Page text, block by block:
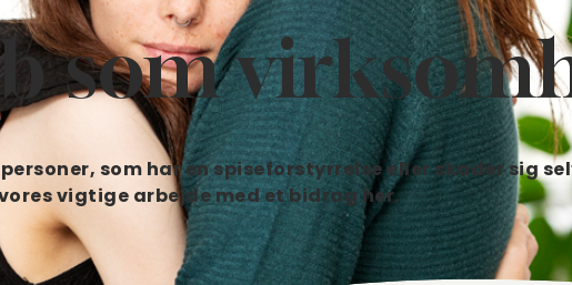
som
som har en spiseforstyrrelse eller skader sig
vigtige arbejde med et bidrag her.